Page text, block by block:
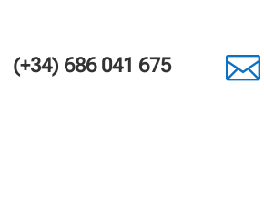
(+34) 686 041 675 